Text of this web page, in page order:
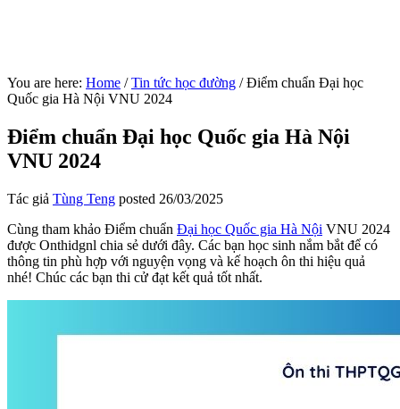
You are here: Home / Tin tức học đường /Điểm chuẩn Đại học
Quốc gia Hà Nội VNU 2024
Điểm chuẩn Đại học Quốc gia Hà Nội
VNU 2024
Tác giả Tùng Teng posted 26/03/2025
Cùng tham khảo Điểm chuẩn Đại học Quốc gia Hà Nội VNU 2024
được Onthidgnl chia sẻ dưới đây. Các bạn học sinh nắm bắt để có
thông tin phù hợp với nguyện vọng và kế hoạch ôn thi hiệu quả
nhé! Chúc các bạn thi cử đạt kết quả tốt nhất.